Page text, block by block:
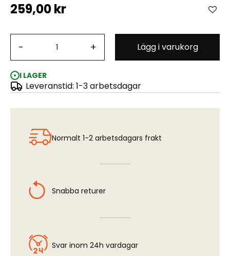
259,00 kr
- + Lägg i varukorg
I LAGER
Leveranstid: 1-3 arbetsdagar
SAAB 32 Lansen Complete w. Glue, brush, Paints
Normalt 1-2 arbetsdagars frakt
Snabba returer
Svar inom 24h vardagar